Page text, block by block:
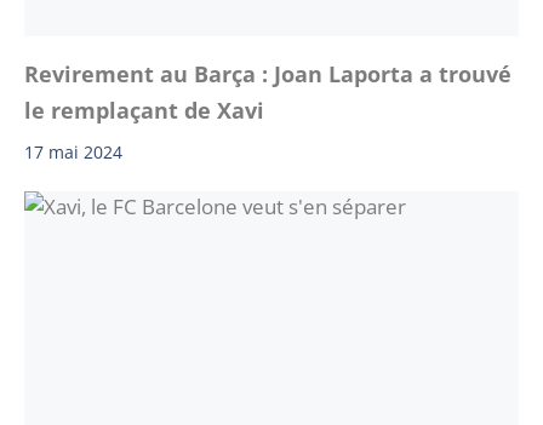
Revirement au Barça : Joan Laporta a trouvé
le remplaçant de Xavi
17 mai 2024